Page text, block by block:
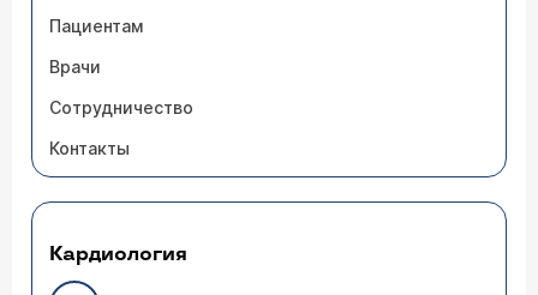
Пациентам
Врачи
Сотрудничество
Контакты
Кардиология